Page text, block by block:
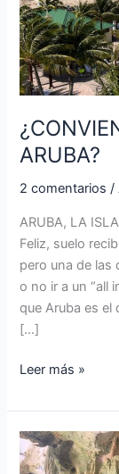
ARUBA?
2 comentarios /
ARUBA, LA
Feliz, suelo
pero una de las
o no ir a un “all
que Aruba es el
[…]
Leer más »
PARQUE
NACIONAL